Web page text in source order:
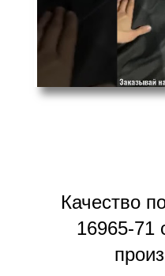
Качество
16965-71